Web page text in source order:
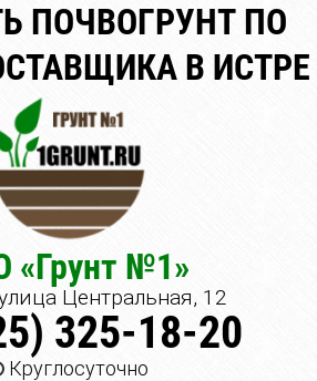
ПОЧВОГРУНТ ПО
В ИСТРЕ
«Грунт №1»
Центральная, 12
325-18-20
Круглосуточно